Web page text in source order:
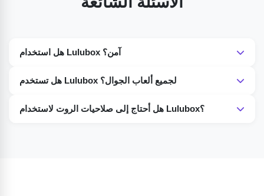
هل استخدام Lulubox آمن؟
هل تستخدم Lulubox لجميع ألعاب الجوال؟
هل أحتاج إلى صلاحيات الروت لاستخدام Lulubox؟